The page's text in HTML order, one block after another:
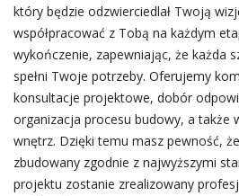
który będzie odzwierciedlał Twoją
współpracować z Tobą na każdym
wykończenie, zapewniając, że każda
spełni Twoje potrzeby. Oferujemy
konsultacje projektowe, dobór
organizacja procesu budowy, a także
wnętrz. Dzięki temu masz pewność,
zbudowany zgodnie z najwyższymi
projektu zostanie zrealizowany